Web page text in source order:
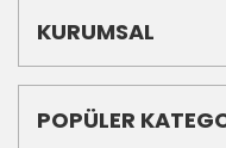
KURUMSAL
POPÜLER